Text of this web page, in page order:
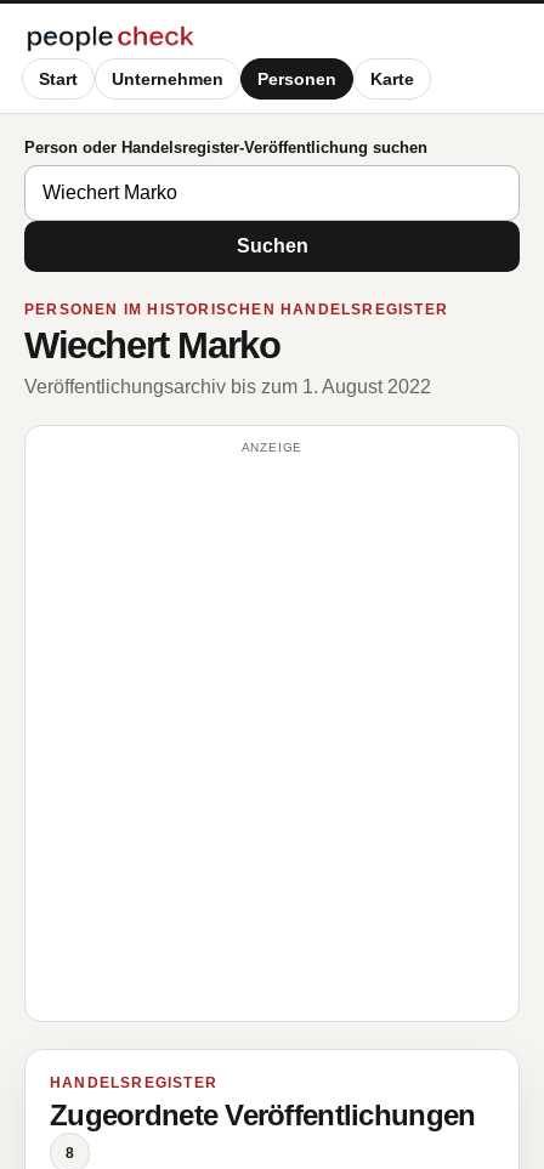
Start Unternehmen Personen Karte
Person oder Handelsregister-Veröffentlichung suchen
Suchen
PERSONEN IM HISTORISCHEN HANDELSREGISTER
Wiechert Marko
Veröffentlichungsarchiv bis zum 1. August 2022
ANZEIGE
HANDELSREGISTER
Zugeordnete Veröffentlichungen
8